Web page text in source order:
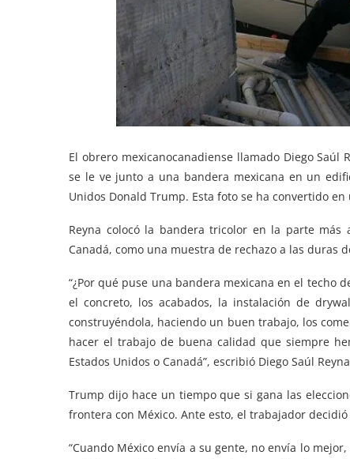
El obrero mexicanocanadiense llamado Diego
se le ve junto a una bandera mexicana en un
Unidos Donald Trump. Esta foto se ha convertido
Reyna colocó la bandera tricolor en la parte
Canadá, como una muestra de rechazo a las
“¿Por qué puse una bandera mexicana en el techo
el concreto, los acabados, la instalación de
construyéndola, haciendo un buen trabajo, los
hacer el trabajo de buena calidad que siempre
Estados Unidos o Canadá”, escribió Diego Saúl
Trump dijo hace un tiempo que si gana las
frontera con México. Ante esto, el trabajador
“Cuando México envía a su gente, no envía lo